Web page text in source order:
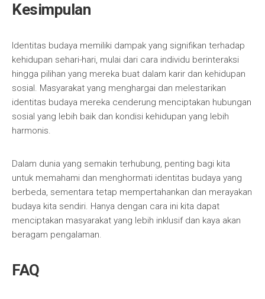
Kesimpulan
Identitas budaya memiliki dampak yang signifikan terhadap
kehidupan sehari-hari, mulai dari cara individu berinteraksi
hingga pilihan yang mereka buat dalam karir dan kehidupan
sosial. Masyarakat yang menghargai dan melestarikan
identitas budaya mereka cenderung menciptakan hubungan
sosial yang lebih baik dan kondisi kehidupan yang lebih
harmonis.
Dalam dunia yang semakin terhubung, penting bagi kita
untuk memahami dan menghormati identitas budaya yang
berbeda, sementara tetap mempertahankan dan merayakan
budaya kita sendiri. Hanya dengan cara ini kita dapat
menciptakan masyarakat yang lebih inklusif dan kaya akan
beragam pengalaman.
FAQ